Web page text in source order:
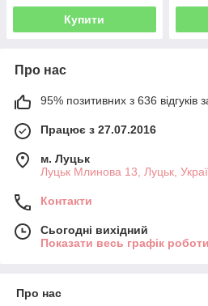
Купити
Про нас
95% позитивних з 636 відгуків
Працює з 27.07.2016
м. Луцьк
Луцьк Млинова 13, Луцьк,
Контакти
Сьогодні вихідний
Показати весь графік роботи
Про нас